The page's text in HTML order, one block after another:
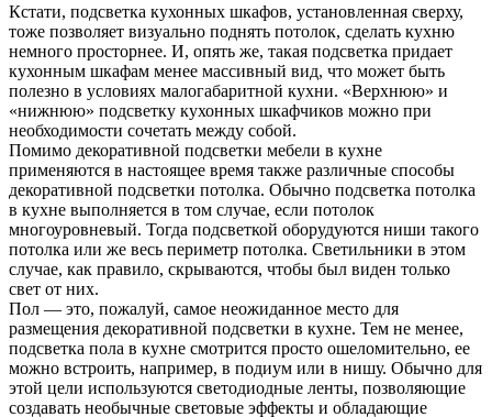
Кстати, подсветка кухонных шкафов, установленная сверху,
тоже позволяет визуально поднять потолок, сделать кухню
немного просторнее. И, опять же, такая подсветка придает
кухонным шкафам менее массивный вид, что может быть
полезно в условиях малогабаритной кухни. «Верхнюю» и
«нижнюю» подсветку кухонных шкафчиков можно при
необходимости сочетать между собой.
Помимо декоративной подсветки мебели в кухне
применяются в настоящее время также различные способы
декоративной подсветки потолка. Обычно подсветка потолка
в кухне выполняется в том случае, если потолок
многоуровневый. Тогда подсветкой оборудуются ниши такого
потолка или же весь периметр потолка. Светильники в этом
случае, как правило, скрываются, чтобы был виден только
свет от них.
Пол — это, пожалуй, самое неожиданное место для
размещения декоративной подсветки в кухне. Тем не менее,
подсветка пола в кухне смотрится просто ошеломительно, ее
можно встроить, например, в подиум или в нишу. Обычно для
этой цели используются светодиодные ленты, позволяющие
создавать необычные световые эффекты и обладающие